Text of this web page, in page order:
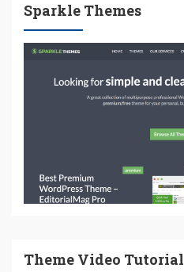
Sparkle Themes
Theme Video Tutorial